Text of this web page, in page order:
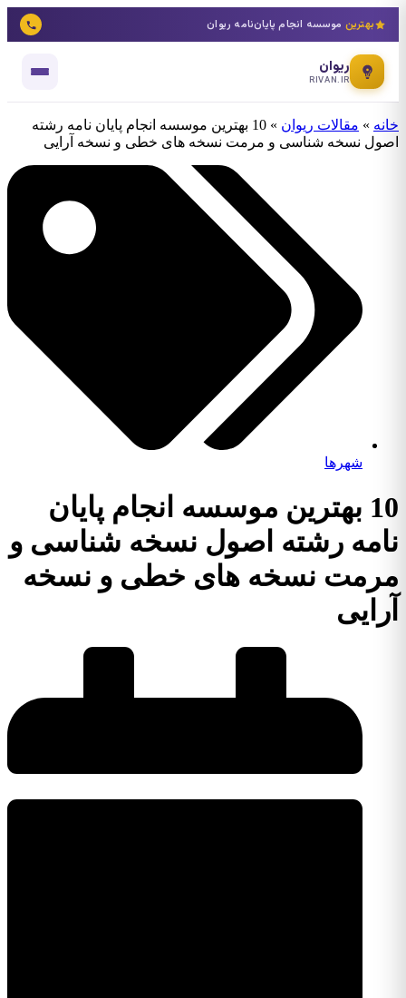
بهترین موسسه انجام پایان‌نامه ریوان
ریوان
RIVAN.IR
خانه » مقالات ریوان »
10 بهترین موسسه انجام پایان نامه رشته
اصول نسخه شناسی و مرمت نسخه های خطی و نسخه آرایی
شهرها
10 بهترین موسسه انجام پایان
نامه رشته اصول نسخه شناسی و
مرمت نسخه های خطی و نسخه
آرایی